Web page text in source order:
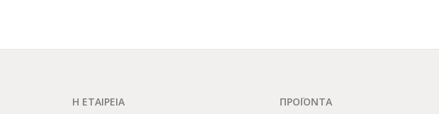
Η ΕΤΑΙΡΕΙΑ ΠΡΟΪΟΝΤΑ